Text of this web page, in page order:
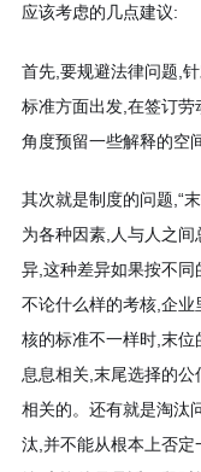
应该考虑的几点建议:
首先,要规避法律问题,
标准方面出发,在签订劳
角度预留一些解释的空
其次就是制度的问题,“
为各种因素,人与人之
异,这种差异如果按不同
不论什么样的考核,企
核的标准不一样时,末
息息相关,末尾选择的
相关的。还有就是淘汰
汰,并不能从根本上否定